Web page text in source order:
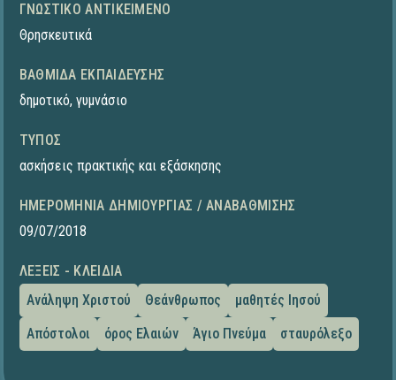
ΓΝΩΣΤΙΚΌ ΑΝΤΙΚΕΊΜΕΝΟ
Θρησκευτικά
ΒΑΘΜΊΔΑ ΕΚΠΑΊΔΕΥΣΗΣ
δημοτικό, γυμνάσιο
ΤΎΠΟΣ
ασκήσεις πρακτικής και εξάσκησης
ΗΜΕΡΟΜΗΝΊΑ ΔΗΜΙΟΥΡΓΊΑΣ / ΑΝΑΒΆΘΜΙΣΗΣ
09/07/2018
ΛΈΞΕΙΣ - ΚΛΕΙΔΙΆ
Ανάληψη Χριστού
Θεάνθρωπος
μαθητές Ιησού
Απόστολοι
όρος Ελαιών Άγιο Πνεύμα σταυρόλεξο